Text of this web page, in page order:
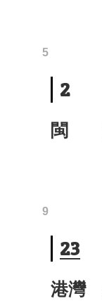
2
5
閩
23
9
港灣